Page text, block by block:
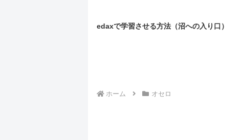
edaxで学習させる方法（沼への入り口）
ホーム オセロ